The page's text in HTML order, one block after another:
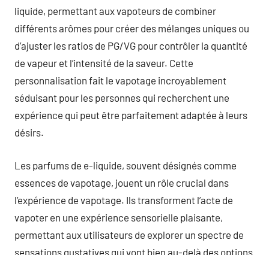
liquide, permettant aux vapoteurs de combiner
différents arômes pour créer des mélanges uniques ou
d’ajuster les ratios de PG/VG pour contrôler la quantité
de vapeur et l’intensité de la saveur. Cette
personnalisation fait le vapotage incroyablement
séduisant pour les personnes qui recherchent une
expérience qui peut être parfaitement adaptée à leurs
désirs.
Les parfums de e-liquide, souvent désignés comme
essences de vapotage, jouent un rôle crucial dans
l’expérience de vapotage. Ils transforment l’acte de
vapoter en une expérience sensorielle plaisante,
permettant aux utilisateurs de explorer un spectre de
sensations gustatives qui vont bien au-delà des options